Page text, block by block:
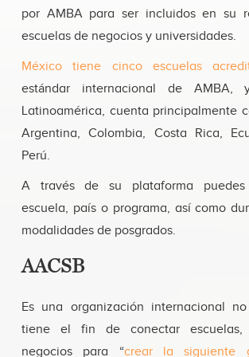
por AMBA para ser incluidos en su
escuelas de negocios y universidades.
México tiene cinco escuelas
estándar internacional de
Latinoamérica, cuenta principalmente
Argentina, Colombia, Costa Rica,
Perú.
A través de su plataforma
escuela, país o programa, así como
modalidades de posgrados.
AACSB
Es una organización internacional
tiene el fin de conectar escuelas,
negocios para “crear la siguiente